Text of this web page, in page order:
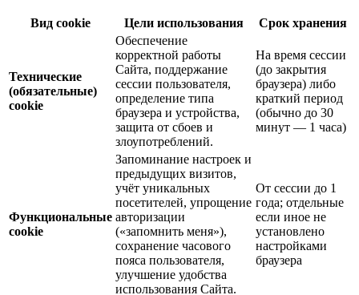
Вид cookie Цели использования Срок хранения
Технические
(обязательные)
cookie
Обеспечение
корректной работы
Сайта, поддержание
сессии пользователя,
определение типа
браузера и устройства,
защита от сбоев и
злоупотреблений.
На время сессии
(до закрытия
браузера) либо
краткий период
(обычно до 30
минут — 1 часа)
Функциональные
cookie
Запоминание настроек и
предыдущих визитов,
учёт уникальных
посетителей, упрощение
авторизации
(«запомнить меня»),
сохранение часового
пояса пользователя,
улучшение удобства
использования Сайта.
От сессии до 1
года; отдельные
если иное не
установлено
настройками
браузера